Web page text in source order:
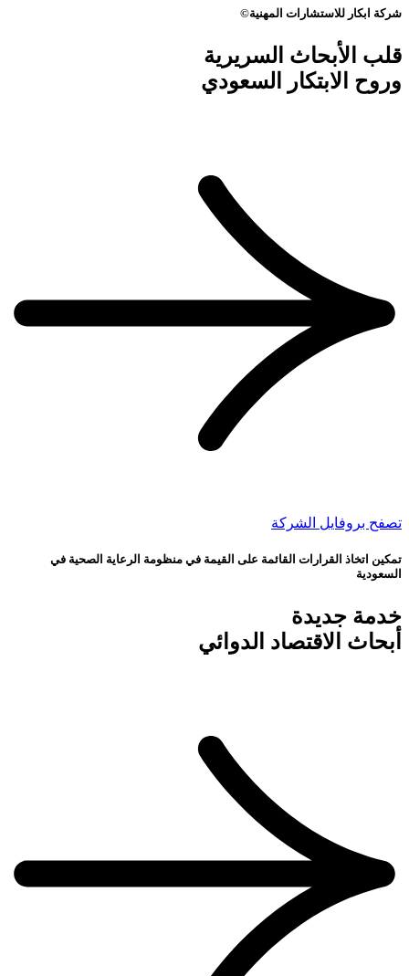
شركة ابكار للاستشارات المهنية©
قلب الأبحاث السريرية
وروح الابتكار السعودي
تصفح بروفايل الشركة
تمكين اتخاذ القرارات القائمة على القيمة في منظومة الرعاية الصحية في
السعودية
خدمة جديدة
أبحاث الاقتصاد الدوائي